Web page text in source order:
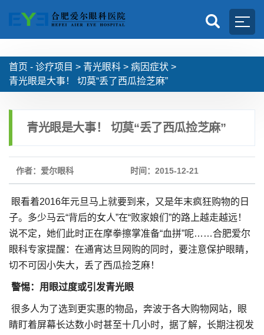
首页 - 诊疗项目 > 青光眼科 > 病因症状 >
青光眼是大事！ 切莫“丢了西瓜捡芝麻”
青光眼是大事！ 切莫“丢了西瓜捡芝麻”
作者：爱尔眼科 时间：2015-12-21
眼看着2016年元旦马上就要到来，又是年末疯狂购物的日
子。多少马云“背后的女人”在“败家娘们”的路上越走越远！
说不定，她们此时正在摩拳擦掌准备“血拼”呢……合肥爱尔
眼科专家提醒：在通宵达旦网购的同时，要注意保护眼睛，
切不可因小失大，丢了西瓜捡芝麻！
警惕：用眼过度或引发青光眼
很多人为了选到更实惠的物品，奔波于各大购物网站，眼
睛盯着屏幕长达数小时甚至十几小时，据了解，长期注视发